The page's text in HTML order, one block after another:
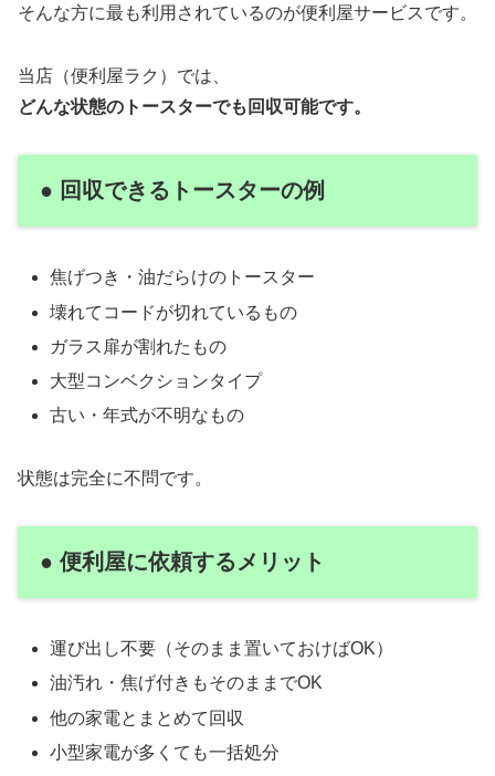
そんな方に最も利用されているのが便利屋サービスです。
当店（便利屋ラク）では、
どんな状態のトースターでも回収可能です。
● 回収できるトースターの例
焦げつき・油だらけのトースター
壊れてコードが切れているもの
ガラス扉が割れたもの
大型コンベクションタイプ
古い・年式が不明なもの
状態は完全に不問です。
● 便利屋に依頼するメリット
運び出し不要（そのまま置いておけばOK）
油汚れ・焦げ付きもそのままでOK
他の家電とまとめて回収
小型家電が多くても一括処分